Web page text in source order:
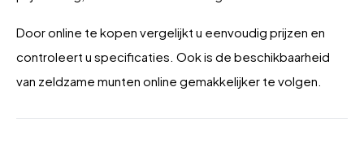
Door online te kopen vergelijkt u eenvoudig prijzen en
controleert u specificaties. Ook is de beschikbaarheid
van zeldzame munten online gemakkelijker te volgen.